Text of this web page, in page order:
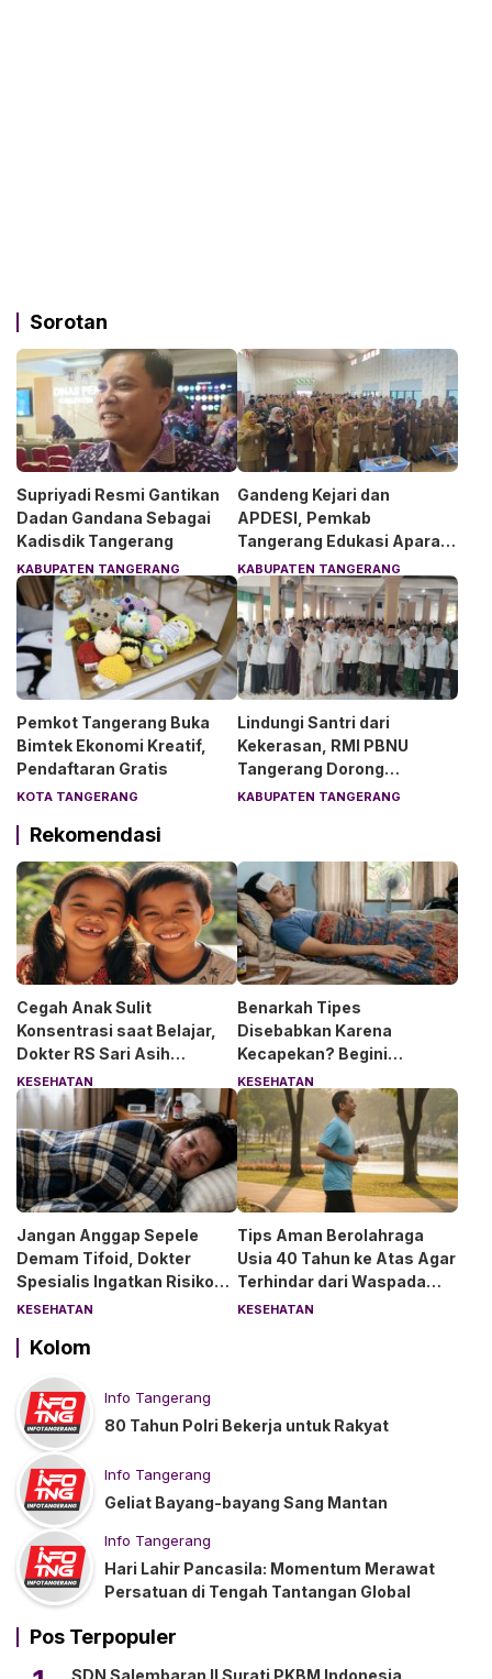
Sorotan
Supriyadi Resmi Gantikan
Dadan Gandana Sebagai
Kadisdik Tangerang
KABUPATEN TANGERANG
Gandeng Kejari dan
APDESI, Pemkab
Tangerang Edukasi Aparat
Desa Soal Hukum
KABUPATEN TANGERANG
Pemkot Tangerang Buka
Bimtek Ekonomi Kreatif,
Pendaftaran Gratis
KOTA TANGERANG
Lindungi Santri dari
Kekerasan, RMI PBNU
Tangerang Dorong
Lingkungan Pesantren
KABUPATEN TANGERANG
Rekomendasi
Cegah Anak Sulit
Konsentrasi saat Belajar,
Dokter RS Sari Asih
Anjurkan 6 Asupan Ini
KESEHATAN
Benarkah Tipes
Disebabkan Karena
Kecapekan? Begini
Penjelasan Dokter RS Sari
Asih Bintaro
KESEHATAN
Jangan Anggap Sepele
Demam Tifoid, Dokter
Spesialis Ingatkan Risiko
Kebocoran Usus
KESEHATAN
Tips Aman Berolahraga
Usia 40 Tahun ke Atas Agar
Terhindar dari Waspada
“Angin Duduk”
KESEHATAN
Kolom
Info Tangerang
80 Tahun Polri Bekerja untuk Rakyat
Info Tangerang
Geliat Bayang-bayang Sang Mantan
Info Tangerang
Hari Lahir Pancasila: Momentum Merawat
Persatuan di Tengah Tantangan Global
Pos Terpopuler
SDN Salembaran II Surati PKBM Indonesia